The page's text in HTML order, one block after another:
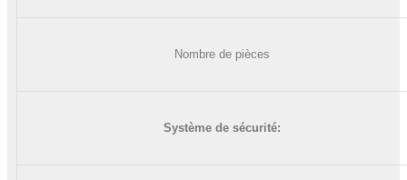
Nombre de pièces
Système de sécurité: